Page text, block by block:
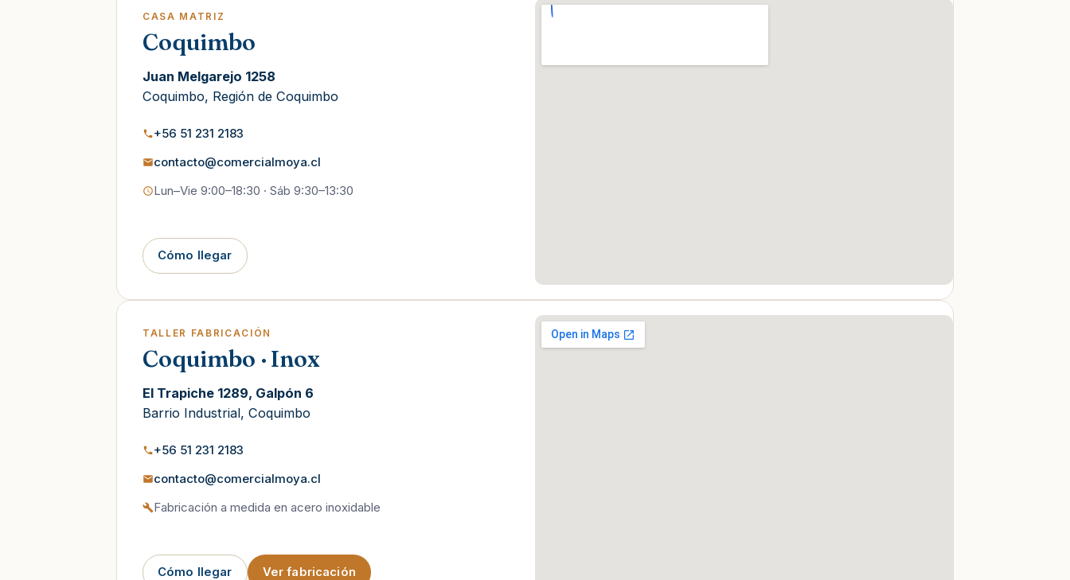
CASA MATRIZ
Coquimbo
Juan Melgarejo 1258
Coquimbo, Región de Coquimbo
+56 51 231 2183
contacto@comercialmoya.cl
Lun–Vie 9:00–18:30 · Sáb 9:30–13:30
Cómo llegar
TALLER FABRICACIÓN
Coquimbo · Inox
El Trapiche 1289, Galpón 6
Barrio Industrial, Coquimbo
+56 51 231 2183
contacto@comercialmoya.cl
Fabricación a medida en acero inoxidable
Cómo llegar Ver fabricación